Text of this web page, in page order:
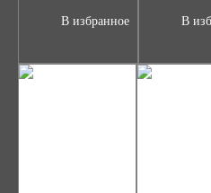
В избранное В